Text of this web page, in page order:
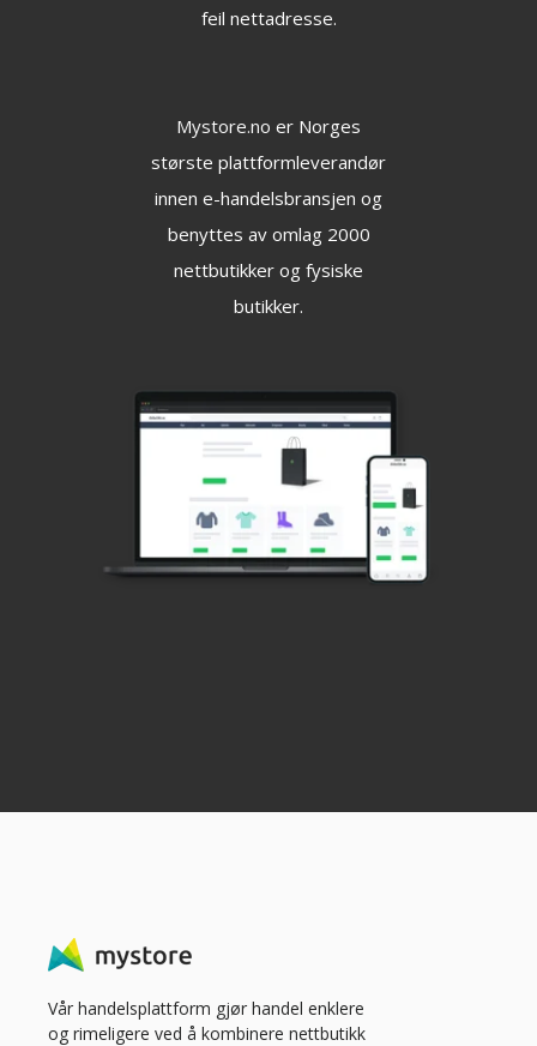
feil nettadresse.
Mystore.no er Norges
største plattformleverandør
innen e-handelsbransjen og
benyttes av omlag 2000
nettbutikker og fysiske
butikker.
Vår handelsplattform gjør handel enklere
og rimeligere ved å kombinere nettbutikk